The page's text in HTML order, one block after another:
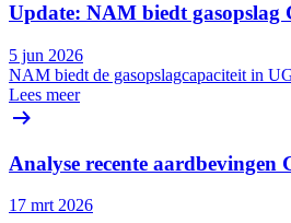
Update: NAM biedt
5 jun 2026
NAM biedt de gasopslagcapaciteit in
Lees meer
Analyse recente aardbevingen
17 mrt 2026